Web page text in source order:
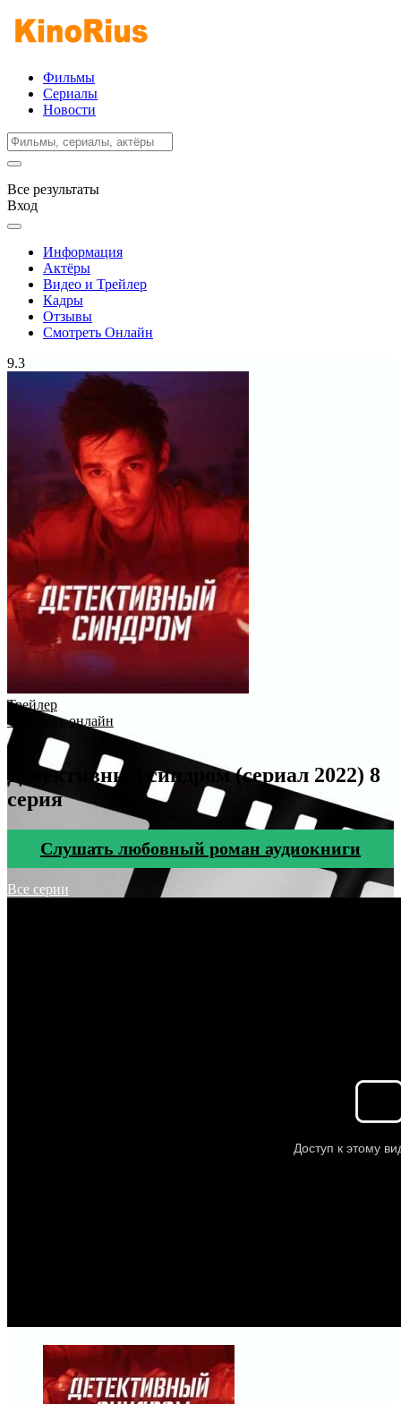
Фильмы
Сериалы
Новости
Все результаты
Вход
Информация
Актёры
Видео и Трейлер
Кадры
Отзывы
Смотреть Онлайн
9.3
Трейлер
Смотреть онлайн
Детективный синдром (сериал 2022) 8
серия
Cлушать любовный роман аудиокниги
Все серии